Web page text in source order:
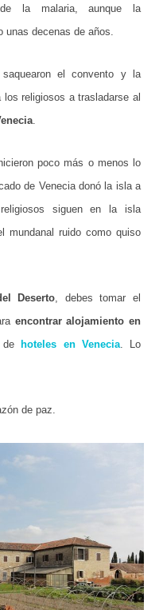
t
o
u
n
c
a
z
la malaria, aunque la
unas decenas de años.
el convento y la
religiosos a trasladarse al
.
poco más o menos lo
de Venecia donó la isla a
siguen en la isla
mundanal ruido como quiso
Deserto, debes tomar el
encontrar alojamiento en
hoteles en Venecia. Lo
de paz.